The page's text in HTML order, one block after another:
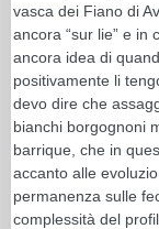
vasca dei Fiano di
ancora “sur lie” e in
ancora idea di
positivamente li
devo dire che
bianchi borgognoni
barrique, che in
accanto alle
permanenza sulle
complessità del